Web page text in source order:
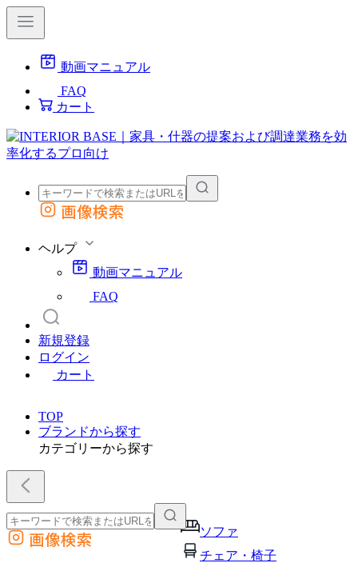
動画マニュアル
FAQ
カート
外部サイトの商品をカートに追加
画像検索
ヘルプ
動画マニュアル
FAQ
新規登録
ログイン
カート
TOP
ブランドから探す
カテゴリーから探す
ソファ
チェア・椅子
外部サイトの商品をカートに追加
他のサイトで見つけた商品ページのURLを貼り付けて、カートに追加できます
画像検索